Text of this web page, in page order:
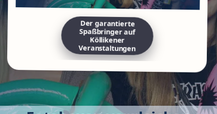
Der garantierte
Spaßbringer auf
Köllikener
Veranstaltungen